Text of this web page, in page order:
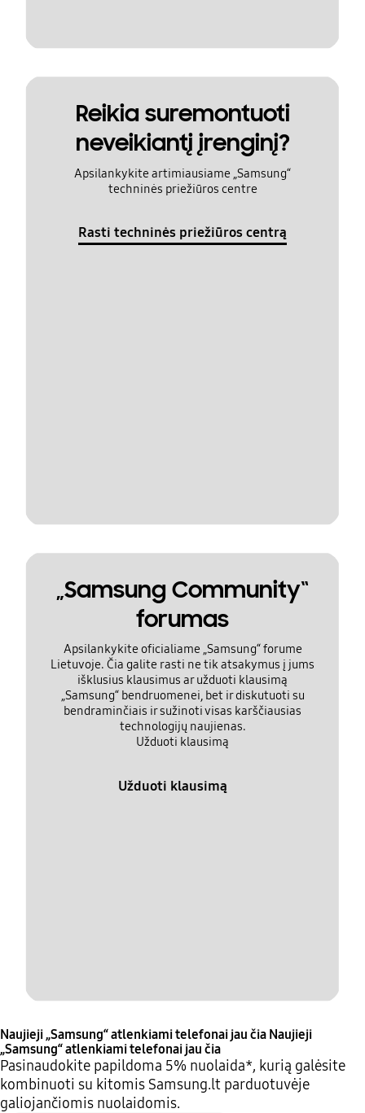
Reikia suremontuoti
neveikiantį įrenginį?
Apsilankykite artimiausiame „Samsung“
techninės priežiūros centre
Rasti techninės priežiūros centrą
„Samsung Community“
forumas
Apsilankykite oficialiame „Samsung“ forume
Lietuvoje. Čia galite rasti ne tik atsakymus į jums
išklusius klausimus ar užduoti klausimą
„Samsung“ bendruomenei, bet ir diskutuoti su
bendraminčiais ir sužinoti visas karščiausias
technologijų naujienas.
Užduoti klausimą
Užduoti klausimą
Naujieji „Samsung“ atlenkiami telefonai jau čia Naujieji
„Samsung“ atlenkiami telefonai jau čia
Pasinaudokite papildoma 5% nuolaida*, kurią galėsite
kombinuoti su kitomis Samsung.lt parduotuvėje
galiojančiomis nuolaidomis.